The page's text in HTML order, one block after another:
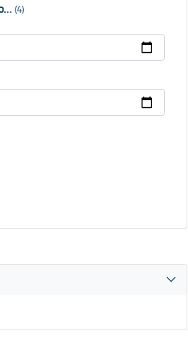
(4)